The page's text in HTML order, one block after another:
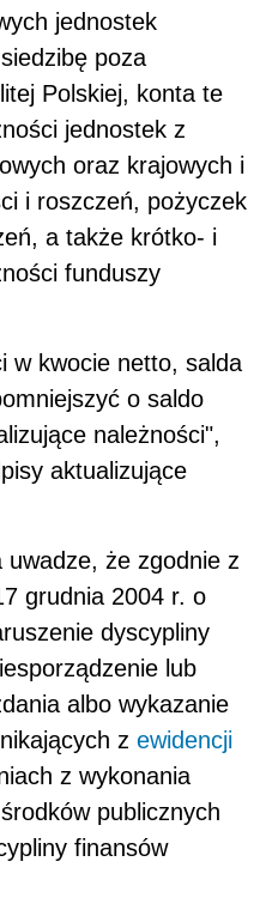
jednostek
poza
Polskiej, konta te
jednostek z
oraz krajowych i
i roszczeń, pożyczek
a także krótko- i
funduszy
w kwocie netto, salda
o saldo
należności",
aktualizujące
że zgodnie z
grudnia 2004 r. o
dyscypliny
lub
albo wykazanie
z ewidencji
z wykonania
publicznych
finansów